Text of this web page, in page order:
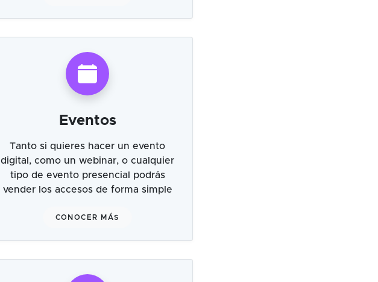
Eventos
Tanto si quieres hacer un evento
digital, como un webinar, o cualquier
tipo de evento presencial podrás
vender los accesos de forma simple
CONOCER MÁS